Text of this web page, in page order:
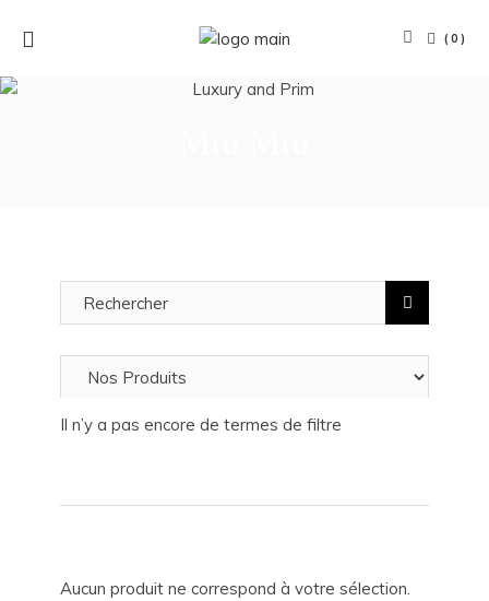
(0)
Aucun produit ne correspond à votre sélection.
Il n’y a pas encore de termes de filtre